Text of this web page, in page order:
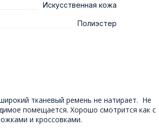
Искусственная кожа
Полиэстер
тканевый ремень не натирает. Не
помещается. Хорошо смотрится как с
и кроссовками.